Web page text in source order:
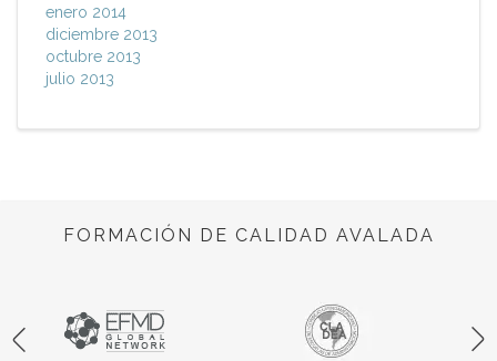
enero 2014
diciembre 2013
octubre 2013
julio 2013
FORMACIÓN DE CALIDAD AVALADA